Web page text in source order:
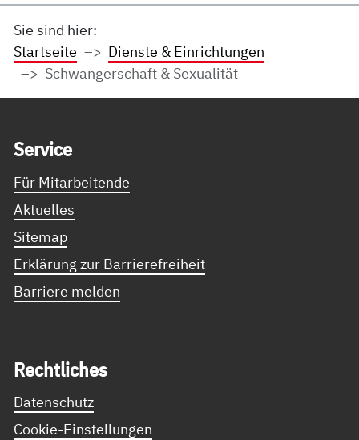
Sie sind hier:
Startseite
Dienste & Einrichtungen
Schwangerschaft & Sexualität
Ser­vice
Für Mitarbeitende
Aktuelles
Sitemap
Erklärung zur Barrierefreiheit
Barriere melden
Recht­li­ches
Datenschutz
Cookie-Einstellungen